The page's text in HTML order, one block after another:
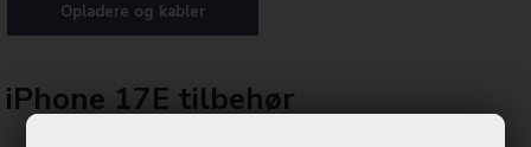
Opladere og kabler
iPhone 17E tilbehør